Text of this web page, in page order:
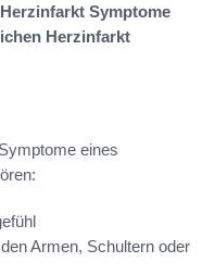
Herzinfarkt Symptome
Herzinfarkt
eines
Armen, Schultern oder